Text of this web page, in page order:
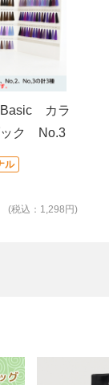
Basic カラ
ック No.3
ル
(税込：1,298円)